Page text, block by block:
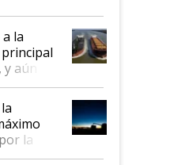
la
aún así
de cada
el
la